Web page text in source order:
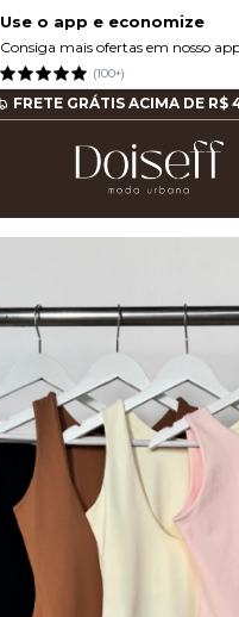
Use o app e economize
Consiga mais ofertas em nosso
(100+)
FRETE GRÁTIS ACIMA DE R$